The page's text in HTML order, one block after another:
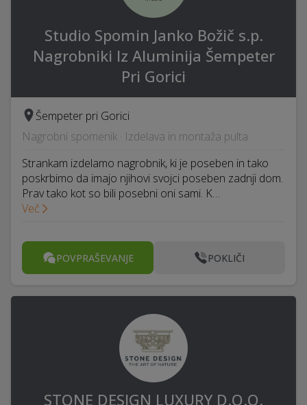
Studio Spomin Janko Božič s.p.
Nagrobniki Iz Aluminija Šempeter
Pri Gorici
Šempeter pri Gorici
Nagrobni spomenik · Izdelava in montaža pulta
Strankam izdelamo nagrobnik, ki je poseben in tako
poskrbimo da imajo njihovi svojci poseben zadnji dom.
Prav tako kot so bili posebni oni sami. K…
Več
POVPRAŠEVANJE POKLIČI
STONE DESIGN LUXURY D.O.O.